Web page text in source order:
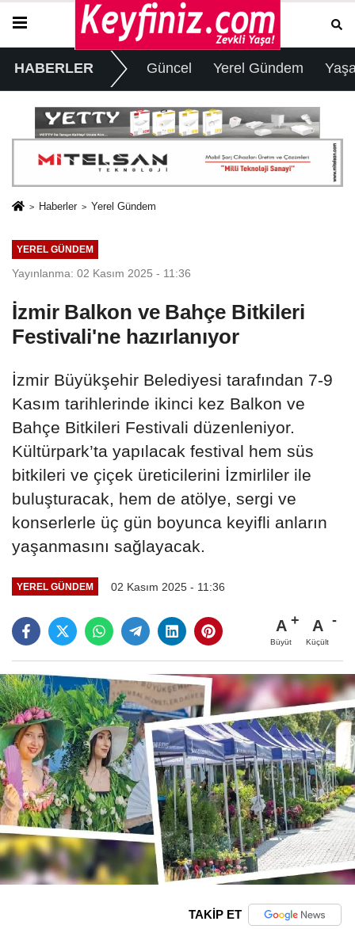
HABERLER Güncel Yerel Gündem
Haberler Yerel Gündem
YEREL GÜNDEM
Yayınlanma: 02 Kasım 2025 - 11:36
İzmir Balkon ve Bahçe Bitkileri
Festivali'ne hazırlanıyor
İzmir Büyükşehir Belediyesi tarafından 7-9
Kasım tarihlerinde ikinci kez Balkon ve
Bahçe Bitkileri Festivali düzenleniyor.
Kültürpark’ta yapılacak festival hem süs
bitkileri ve çiçek üreticilerini İzmirliler ile
buluşturacak, hem de atölye, sergi ve
konserlerle üç gün boyunca keyifli anların
yaşanmasını sağlayacak.
YEREL GÜNDEM 02 Kasım 2025 - 11:36
A
Büyüt
A
Küçült
TAKİP ET